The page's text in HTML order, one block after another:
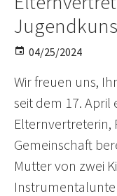
04/25/2024
Wir freuen uns,
seit dem 17. April
Elternvertreterin,
Gemeinschaft
Mutter von zwei